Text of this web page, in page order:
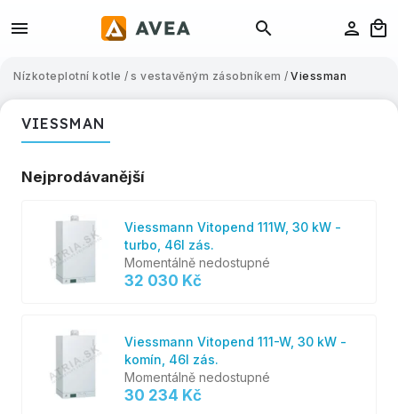
Nízkoteplotní kotle / s vestavěným zásobníkem / Viessman
VIESSMAN
Nejprodávanější
Viessmann Vitopend 111W, 30 kW -
turbo, 46l zás.
Momentálně nedostupné
32 030 Kč
Viessmann Vitopend 111-W, 30 kW -
komín, 46l zás.
Momentálně nedostupné
30 234 Kč